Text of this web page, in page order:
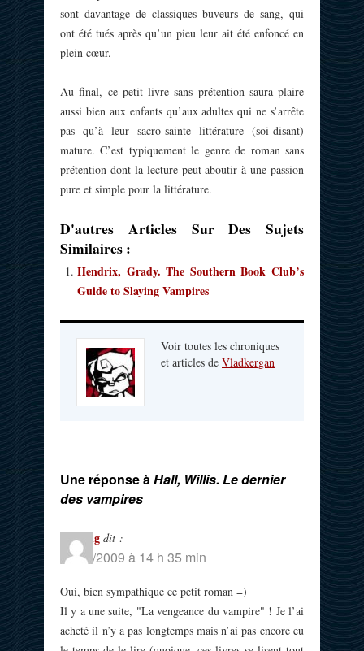
sont davantage de classiques buveurs de sang, qui
ont été tués après qu’un pieu leur ait été enfoncé en
plein cœur.
Au final, ce petit livre sans prétention saura plaire
aussi bien aux enfants qu’aux adultes qui ne s’arrête
pas qu’à leur sacro-sainte littérature (soi-disant)
mature. C’est typiquement le genre de roman sans
prétention dont la lecture peut aboutir à une passion
pure et simple pour la littérature.
D'autres Articles Sur Des Sujets
Similaires :
Hendrix, Grady. The Southern Book Club’s
Guide to Slaying Vampires
Voir toutes les chroniques
et articles de Vladkergan
Une réponse àHall, Willis. Le dernier
des vampires
Nothing dit :
08/04/2009 à 14 h 35 min
Oui, bien sympathique ce petit roman =)
Il y a une suite, "La vengeance du vampire" ! Je l’ai
acheté il n’y a pas longtemps mais n’ai pas encore eu